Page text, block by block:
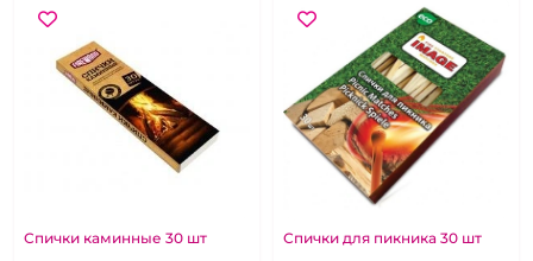
Спички каминные 30 шт Спички для пикника 30 шт